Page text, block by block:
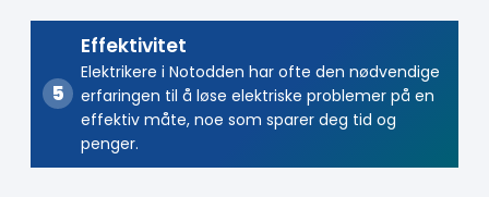
Effektivitet
Elektrikere i Notodden har ofte den nødvendige
erfaringen til å løse elektriske problemer på en
effektiv måte, noe som sparer deg tid og
penger.